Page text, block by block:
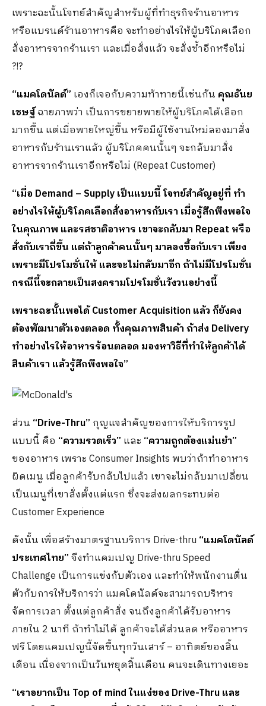
เพราะฉะนั้นโจทย์สำคัญสำหรับผู้ที่ทำธุรกิจร้านอาหาร
หรือแบรนด์ร้านอาหารคือ จะทำอย่างไรให้ผู้บริโภคเลือก
สั่งอาหารจากร้านเรา และเมื่อสั่งแล้ว จะสั่งซ้ำอีกหรือไม่
?!?
“แมคโดนัลด์” เองก็เจอกับความท้าทายนี้เช่นกัน คุณธันย
เชษฐ์ฉายภาพว่า เป็นการขยายพายให้ผู้บริโภคได้เลือก
มากขึ้น แต่เมื่อพายใหญ่ขึ้น หรือมีผู้ใช้งานใหม่ลองมาสั่ง
อาหารกับร้านเราแล้ว ผู้บริโภคคนนั้นๆ จะกลับมาสั่ง
อาหารจากร้านเราอีกหรือไม่ (Repeat Customer)
“เมื่อ Demand – Supply เป็นแบบนี้ โจทย์สำคัญอยู่ที่ ทำ
อย่างไรให้ผู้บริโภคเลือกสั่งอาหารกับเรา เมื่อรู้สึกพึงพอใจ
ในคุณภาพ และรสชาติอาหาร เขาจะกลับมา Repeat หรือ
สั่งกับเราถี่ขึ้น แต่ถ้าลูกค้าคนนั้นๆ มาลองซื้อกับเรา เพียง
เพราะมีโปรโมชั่นให้ และจะไม่กลับมาอีก ถ้าไม่มีโปรโมชั่น
กรณีนี้จะกลายเป็นสงครามโปรโมชั่นวังวนอย่างนี้
เพราะฉะนั้นพอได้Customer Acquisition แล้ว ก็ยังคง
ต้องพัฒนาตัวเองตลอด ทั้งคุณภาพสินค้า ถ้าส่ง Delivery
ทำอย่างไรให้อาหารร้อนตลอด มองหาวิธีที่ทำให้ลูกค้าได้
สินค้าเรา แล้วรู้สึกพึงพอใจ”
ส่วน “Drive-Thru” กุญแจสำคัญของการให้บริการรูป
แบบนี้ คือ “ความรวดเร็ว” และ “ความถูกต้องแม่นยำ”
ของอาหาร เพราะ Consumer Insights พบว่าถ้าทำอาหาร
ผิดเมนู เมื่อลูกค้ารับกลับไปแล้ว เขาจะไม่กลับมาเปลี่ยน
เป็นเมนูที่เขาสั่งตั้งแต่แรก ซึ่งจะส่งผลกระทบต่อ
Customer Experience
ดังนั้น เพื่อสร้างมาตรฐานบริการ Drive-thru “แมคโดนัลด์
ประเทศไทย”จึงทำแคมเปญ Drive-thru Speed
Challenge เป็นการแข่งกับตัวเอง และทำให้พนักงานตื่น
ตัวกับการให้บริการว่า แมคโดนัลด์จะสามารถบริหาร
จัดการเวลา ตั้งแต่ลูกค้าสั่ง จนถึงลูกค้าได้รับอาหาร
ภายใน 2 นาที ถ้าทำไม่ได้ ลูกค้าจะได้ส่วนลด หรืออาหาร
ฟรี โดยแคมเปญนี้จัดขึ้นทุกวันเสาร์ – อาทิตย์ของสิ้น
เดือน เนื่องจากเป็นวันหยุดสิ้นเดือน คนจะเดินทางเยอะ
“เราอยากเป็น Top of mind ในแง่ของ Drive-Thru และ